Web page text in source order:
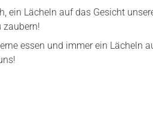
ein Lächeln auf das Gesicht
zaubern!
essen und immer ein Lächeln